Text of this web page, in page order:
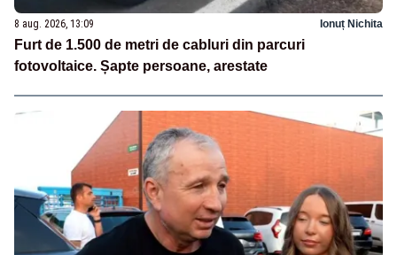
8 aug. 2026, 13:09 Ionuț Nichita
Furt de 1.500 de metri de cabluri din parcuri
fotovoltaice. Șapte persoane, arestate